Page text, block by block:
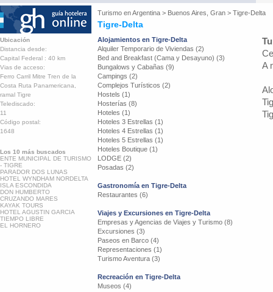
Turismo enArgentina > Buenos Aires, Gran > Tigre-Delta
Tigre-Delta
Ubicación
Distancia desde:
Capital Federal : 40 km
Vias de acceso:
Ferro Carril Mitre Tren de la
Costa Ruta Panamericana,
ramal Tigre
Telediscado:
11
Código postal:
1648
Los 10 más buscados
ENTE MUNICIPAL DE TURISMO
- TIGRE
PARADOR DOS LUNAS
HOTEL WYNDHAM NORDELTA
ISLA ESCONDIDA
DON HUMBERTO
CRUZANDO MARES
KAYAK TOURS
HOTEL AGUSTIN GARCIA
TIEMPO LIBRE
EL HORNERO
Alojamientos en Tigre-Delta
Alquiler Temporario de Viviendas (2)
Bed and Breakfast (Cama y Desayuno) (3)
Bungalows y Cabañas (9)
Campings (2)
Complejos Turísticos (2)
Hostels (1)
Hosterías (8)
Hoteles (1)
Hoteles 3 Estrellas (1)
Hoteles 4 Estrellas (1)
Hoteles 5 Estrellas (1)
Hoteles Boutique (1)
LODGE (2)
Posadas (2)
Gastronomía en Tigre-Delta
Restaurantes (6)
Viajes y Excursiones en Tigre-Delta
Empresas y Agencias de Viajes y Turismo (8)
Excursiones (3)
Paseos en Barco (4)
Representaciones (1)
Turismo Aventura (3)
Recreación en Tigre-Delta
Museos (4)
A